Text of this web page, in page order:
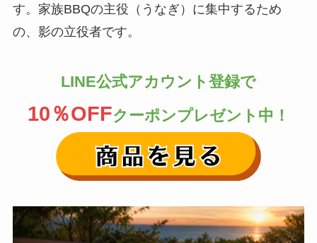
す。家族BBQの主役（うなぎ）に集中するため
の、影の立役者です。
LINE公式アカウント登録で
10％OFFクーポンプレゼント中！